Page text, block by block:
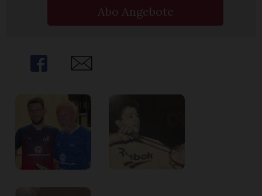
Abo Angebote
Share Share